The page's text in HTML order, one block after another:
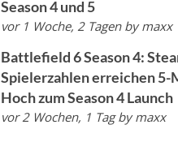
Season 4 und 5
vor 1 Woche, 2 Tagen bymaxx
Battlefield 6 Season 4:
Spielerzahlen erreichen 5-
Hoch zum Season 4 Launch
vor 2 Wochen, 1 Tag bymaxx